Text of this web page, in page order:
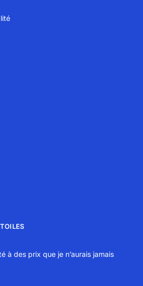
à des prix que je n’aurais jamais